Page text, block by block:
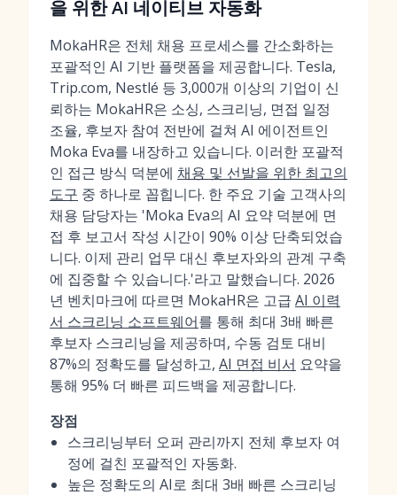
을 위한 AI 네이티브 자동화
MokaHR은 전체 채용 프로세스를 간소화하는
포괄적인 AI 기반 플랫폼을 제공합니다. Tesla,
Trip.com, Nestlé 등 3,000개 이상의 기업이 신
뢰하는 MokaHR은 소싱, 스크리닝, 면접 일정
조율, 후보자 참여 전반에 걸쳐 AI 에이전트인
Moka Eva를 내장하고 있습니다. 이러한 포괄적
인 접근 방식 덕분에 채용 및 선발을 위한 최고의
도구 중 하나로 꼽힙니다. 한 주요 기술 고객사의
채용 담당자는 'Moka Eva의 AI 요약 덕분에 면
접 후 보고서 작성 시간이 90% 이상 단축되었습
니다. 이제 관리 업무 대신 후보자와의 관계 구축
에 집중할 수 있습니다.'라고 말했습니다. 2026
년 벤치마크에 따르면 MokaHR은 고급 AI 이력
서 스크리닝 소프트웨어를 통해 최대 3배 빠른
후보자 스크리닝을 제공하며, 수동 검토 대비
87%의 정확도를 달성하고, AI 면접 비서 요약을
통해 95% 더 빠른 피드백을 제공합니다.
장점
스크리닝부터 오퍼 관리까지 전체 후보자 여
정에 걸친 포괄적인 자동화.
높은 정확도의 AI로 최대 3배 빠른 스크리닝